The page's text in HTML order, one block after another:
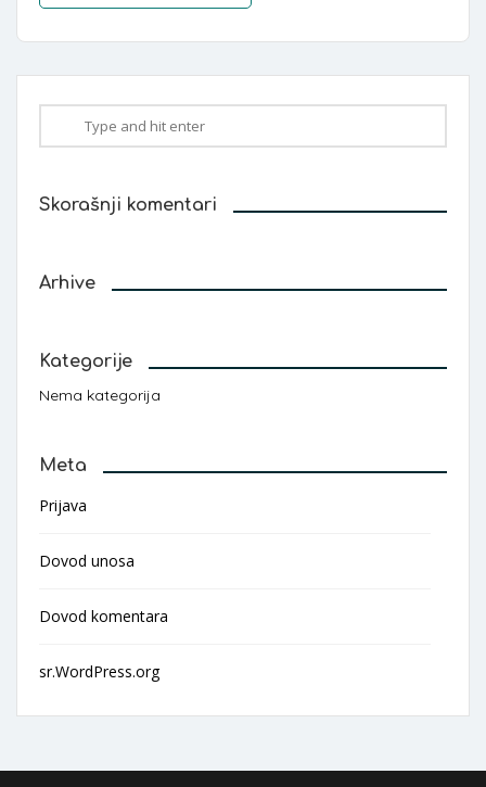
Skorašnji komentari
Arhive
Kategorije
Nema kategorija
Meta
Prijava
Dovod unosa
Dovod komentara
sr.WordPress.org